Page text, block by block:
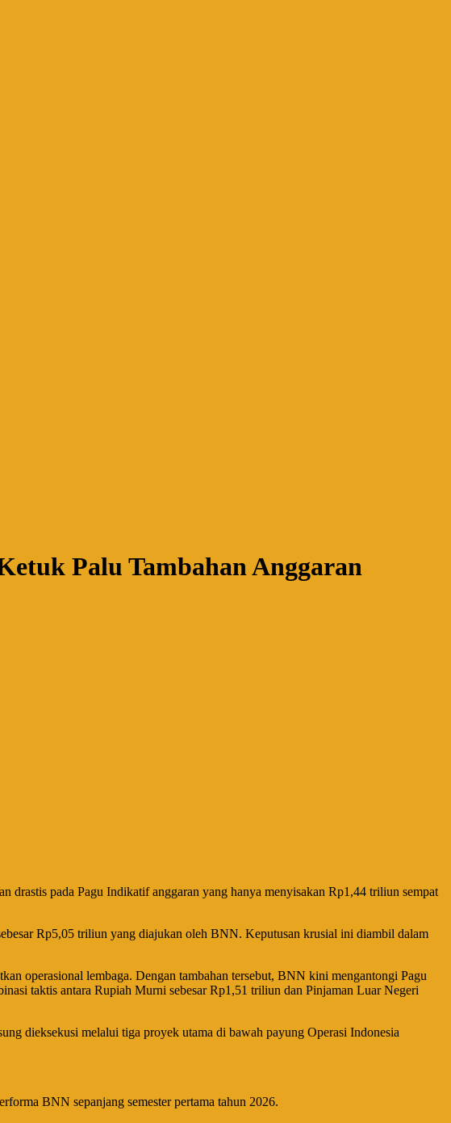
Palu Tambahan Anggaran
pada Pagu Indikatif anggaran yang hanya menyisakan Rp1,44 triliun sempat
Rp5,05 triliun yang diajukan oleh BNN. Keputusan krusial ini diambil dalam
operasional lembaga. Dengan tambahan tersebut, BNN kini mengantongi Pagu
taktis antara Rupiah Murni sebesar Rp1,51 triliun dan Pinjaman Luar Negeri
dieksekusi melalui tiga proyek utama di bawah payung Operasi Indonesia
BNN sepanjang semester pertama tahun 2026.